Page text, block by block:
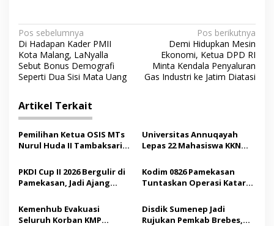
N
a
v
i
g
a
s
i
p
o
s
Pos sebelumnya
Di Hadapan Kader PMII
Kota Malang, LaNyalla
Sebut Bonus Demografi
Seperti Dua Sisi Mata Uang
Pos berikutnya
Demi Hidupkan Mesin
Ekonomi, Ketua DPD RI
Minta Kendala Penyaluran
Gas Industri ke Jatim Diatasi
Artikel Terkait
Pemilihan Ketua OSIS MTs
Nurul Huda II Tambaksari
Demokrasi bagi Siswa
Universitas Annuqayah
Lepas 22 Mahasiswa KKN
Saudi
PKDI Cup II 2026 Bergulir di
Pamekasan, Jadi Ajang
Madura
Kodim 0826 Pamekasan
Tuntaskan Operasi Katarak
Tindakan Medis
Kemenhub Evakuasi
Seluruh Korban KMP
Disdik Sumenep Jadi
Rujukan Pemkab Brebes,